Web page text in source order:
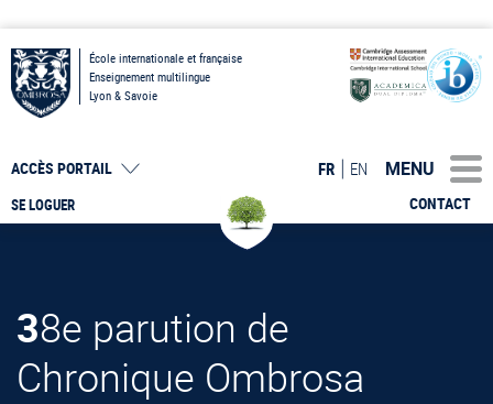
École internationale et française
Enseignement multilingue
Lyon & Savoie
SE LOGUER
ACCÈS PORTAIL
CONTACT
FR EN MENU
38e parution de
Chronique Ombrosa